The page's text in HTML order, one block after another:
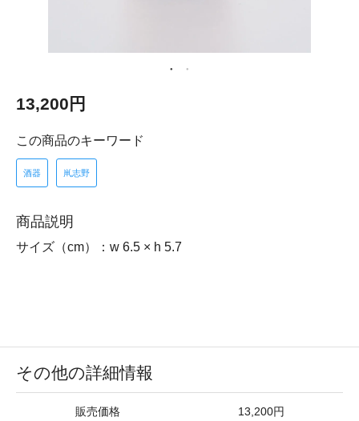
13,200円
この商品のキーワード
酒器 鼡志野
商品説明
サイズ（cm）：w 6.5 × h 5.7
その他の詳細情報
販売価格 13,200円